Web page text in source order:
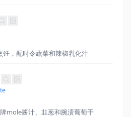
饪，配时令蔬菜和辣椒乳化汁
mole酱汁、韭葱和腕渍葡萄干